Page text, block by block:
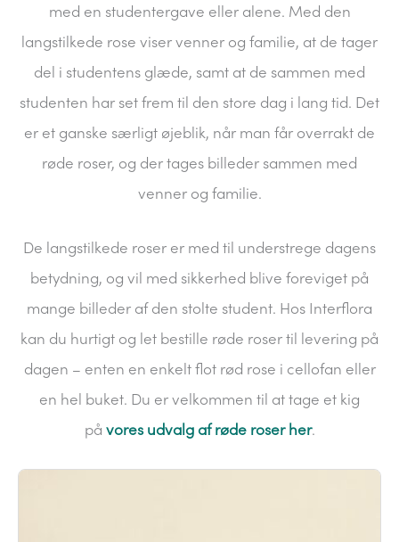
med en studentergave eller alene. Med den
langstilkede rose viser venner og familie, at de tager
del i studentens glæde, samt at de sammen med
studenten har set frem til den store dag i lang tid. Det
er et ganske særligt øjeblik, når man får overrakt de
røde roser, og der tages billeder sammen med
venner og familie.
De langstilkede roser er med til understrege dagens
betydning, og vil med sikkerhed blive foreviget på
mange billeder af den stolte student. Hos Interflora
kan du hurtigt og let bestille røde roser til levering på
dagen – enten en enkelt flot rød rose i cellofan eller
en hel buket. Du er velkommen til at tage et kig
på vores udvalg af røde roser her.